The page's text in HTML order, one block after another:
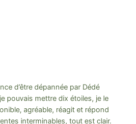
d’être dépannée par Dédé
pouvais mettre dix étoiles, je le
agréable, réagit et répond
interminables, tout est clair.